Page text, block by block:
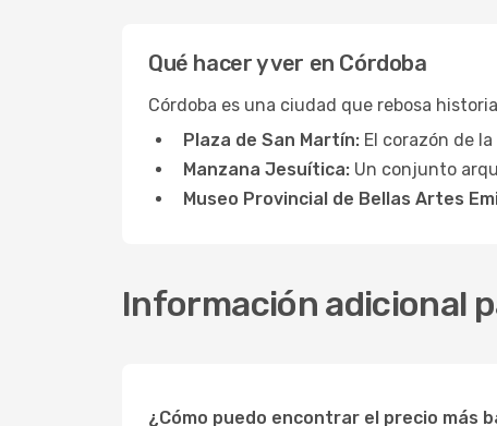
Qué hacer y ver en Córdoba
Córdoba es una ciudad que rebosa
Plaza de San Martín: El corazón de
Manzana Jesuítica: Un conjunto
Museo Provincial de Bellas Artes
Información adicional
¿Cómo puedo encontrar el precio más